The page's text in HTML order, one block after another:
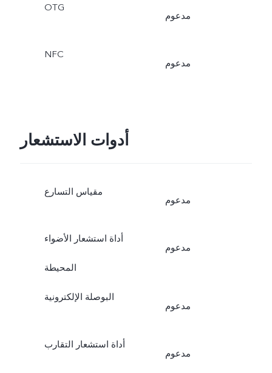
OTG
مدعوم
NFC
مدعوم
أدوات الاستشعار
مقياس التسارع
مدعوم
أداة استشعار الأضواء
المحيطة
مدعوم
البوصلة الإلكترونية
مدعوم
أداة استشعار التقارب
مدعوم